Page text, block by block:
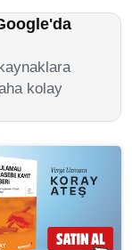
kolay